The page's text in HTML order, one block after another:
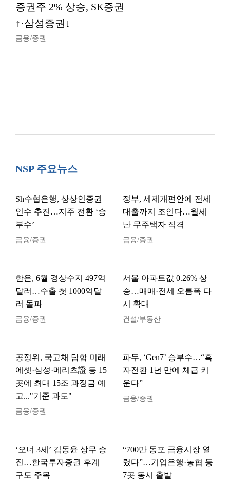
증권주 2% 상승, SK증권
↑·삼성증권↓
금융/증권
NSP 주요뉴스
Sh수협은행, 상상인증권
인수 추진…지주 전환 ‘승
부수’
금융/증권
정부, 세제개편안에 전세
대출까지 조인다…월세
난 무주택자 직격
금융/증권
한은, 6월 경상수지 497억
달러…수출 첫 1000억달
러 돌파
금융/증권
서울 아파트값 0.26% 상
승…매매·전세 오름폭 다
시 확대
건설/부동산
공정위, 국고채 담합 미래
에셋·삼성·메리츠證 등 15
곳에 최대 15조 과징금 예
고..."기준 과도"
금융/증권
파두, ‘Gen7’ 승부수…“흑
자전환 1년 만에 체급 키
운다”
금융/증권
‘오너 3세’ 김동윤 상무 승
진…한국투자증권 후계
구도 주목
“700만 동포 금융시장 열
렸다”…기업은행·농협 등
7곳 동시 출발